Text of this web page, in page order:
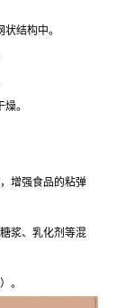
结构中。
。
增强食品的粘弹
浆、乳化剂等混
。